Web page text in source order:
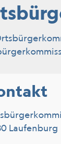
Laufenburg